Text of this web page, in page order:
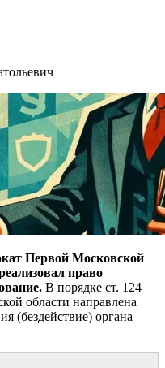
Первой Московской
право
В порядке ст. 124
области направлена
(бездействие) органа